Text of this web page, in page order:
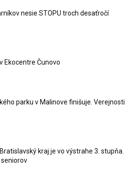
nesie STOPU troch desaťročí
Ekocentre Čunovo
parku v Malinove finišuje. Verejnosti
kraj je vo výstrahe 3. stupňa.